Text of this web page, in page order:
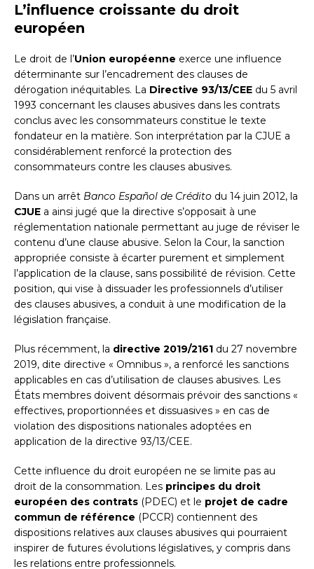
L’influence croissante du droit
européen
Le droit de l’Union européenne exerce une influence
déterminante sur l’encadrement des clauses de
dérogation inéquitables. La Directive 93/13/CEE du 5 avril
1993 concernant les clauses abusives dans les contrats
conclus avec les consommateurs constitue le texte
fondateur en la matière. Son interprétation par la CJUE a
considérablement renforcé la protection des
consommateurs contre les clauses abusives.
Dans un arrêt Banco Español de Crédito du 14 juin 2012, la
CJUE a ainsi jugé que la directive s’opposait à une
réglementation nationale permettant au juge de réviser le
contenu d’une clause abusive. Selon la Cour, la sanction
appropriée consiste à écarter purement et simplement
l’application de la clause, sans possibilité de révision. Cette
position, qui vise à dissuader les professionnels d’utiliser
des clauses abusives, a conduit à une modification de la
législation française.
Plus récemment, la directive 2019/2161 du 27 novembre
2019, dite directive « Omnibus », a renforcé les sanctions
applicables en cas d’utilisation de clauses abusives. Les
États membres doivent désormais prévoir des sanctions «
effectives, proportionnées et dissuasives » en cas de
violation des dispositions nationales adoptées en
application de la directive 93/13/CEE.
Cette influence du droit européen ne se limite pas au
droit de la consommation. Les principes du droit
européen des contrats (PDEC) et le projet de cadre
commun de référence (PCCR) contiennent des
dispositions relatives aux clauses abusives qui pourraient
inspirer de futures évolutions législatives, y compris dans
les relations entre professionnels.